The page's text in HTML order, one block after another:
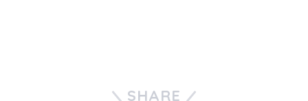
SHARE